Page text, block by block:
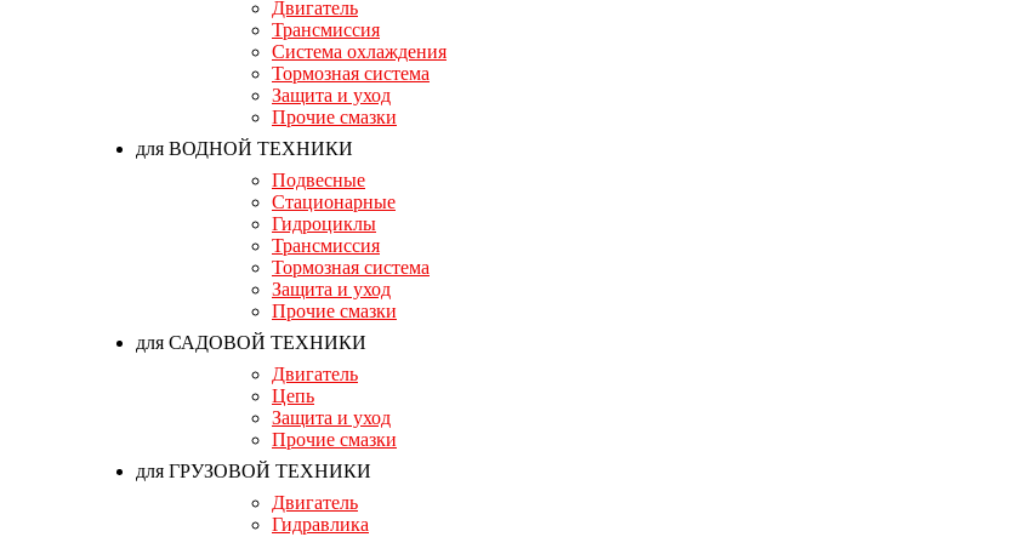
Двигатель
Трансмиссия
Система охлаждения
Тормозная система
Защита и уход
Прочие смазки
для ВОДНОЙ ТЕХНИКИ
Подвесные
Стационарные
Гидроциклы
Трансмиссия
Тормозная система
Защита и уход
Прочие смазки
для САДОВОЙ ТЕХНИКИ
Двигатель
Цепь
Защита и уход
Прочие смазки
для ГРУЗОВОЙ ТЕХНИКИ
Двигатель
Гидравлика